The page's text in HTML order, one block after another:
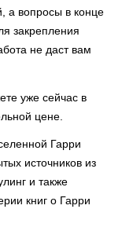
а вопросы в конце
закрепления
не даст вам
уже сейчас в
цене.
Гарри
источников из
и также
книг о Гарри